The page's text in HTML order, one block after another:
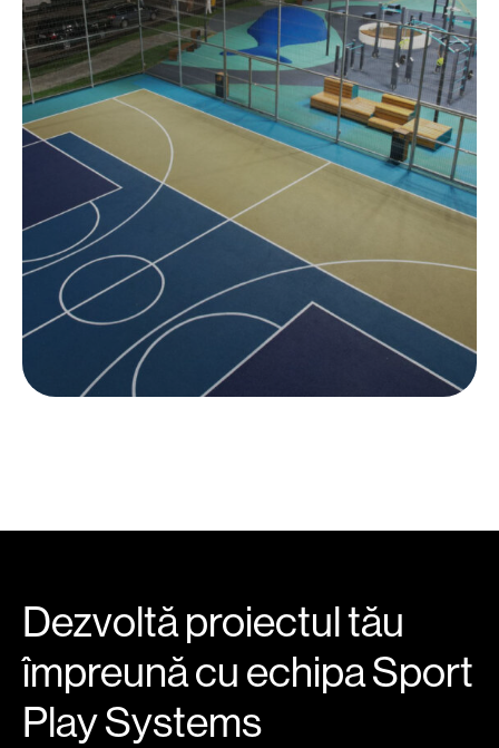
Dezvoltă proiectul tău
împreună cu echipa Sport
Play Systems